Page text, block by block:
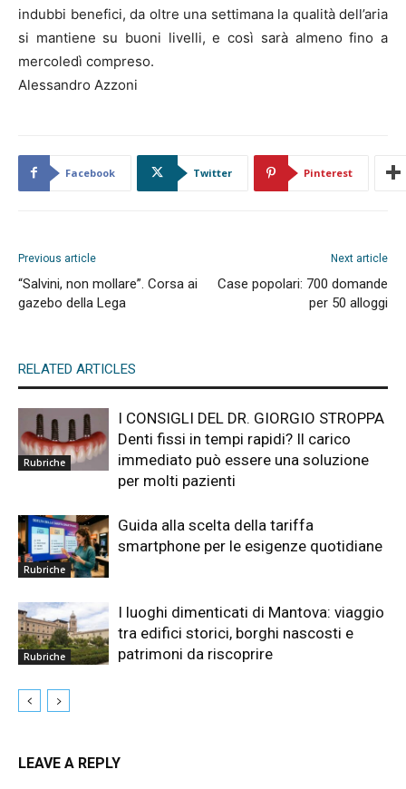
indubbi benefici, da oltre una settimana la qualità dell’aria
si mantiene su buoni livelli, e così sarà almeno fino a
mercoledì compreso.
Alessandro Azzoni
Facebook Twitter Pinterest
Previous article
“Salvini, non mollare”. Corsa ai
gazebo della Lega
Next article
Case popolari: 700 domande
per 50 alloggi
RELATED ARTICLES
Rubriche
I CONSIGLI DEL DR. GIORGIO STROPPA
Denti fissi in tempi rapidi? Il carico
immediato può essere una soluzione
per molti pazienti
Rubriche
Guida alla scelta della tariffa
smartphone per le esigenze quotidiane
Rubriche
I luoghi dimenticati di Mantova: viaggio
tra edifici storici, borghi nascosti e
patrimoni da riscoprire
LEAVE A REPLY